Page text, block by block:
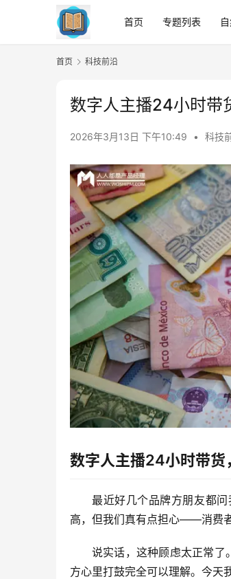
首页 专题列表
首页 科技前沿
数字人主播24小时带
2026年3月13日 下午10:49 • 科技
数字人主播24小时带货
最近好几个品牌方朋友都问
高，但我们真有点担心——消费
说实话，这种顾虑太正常了
方心里打鼓完全可以理解。今天